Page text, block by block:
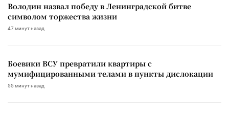
Володин назвал победу в Ленинградской битве
символом торжества жизни
47 минут назад
Боевики ВСУ превратили квартиры с
мумифицированными телами в пункты дислокации
55 минут назад